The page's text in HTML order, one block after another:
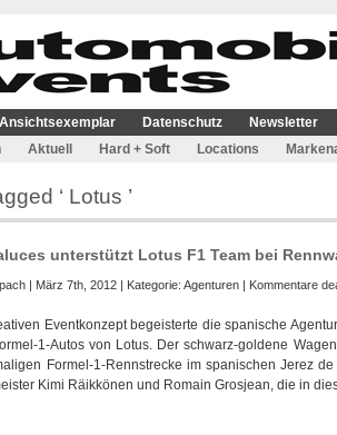
Ansichtsexemplar Datenschutz Newsletter
Aktuell Hard + Soft Locations
‘ Lotus ’
unterstützt Lotus F1 Team bei
| März 7th, 2012 | Kategorie: Agenturen | Kommentare
Eventkonzept begeisterte die spanische
1-Autos von Lotus. Der schwarz-goldene
Formel-1-Rennstrecke im spanischen Jerez
Kimi Räikkönen und Romain Grosjean, die in